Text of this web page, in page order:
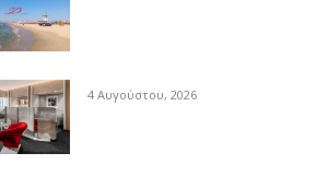
4 Αυγούστου, 2026